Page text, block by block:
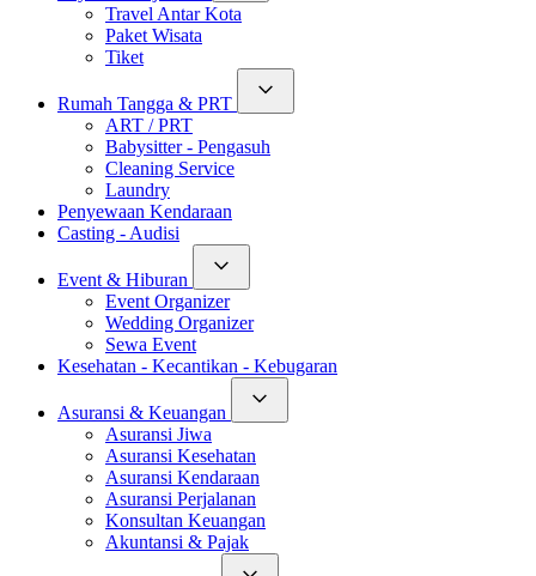
Travel Antar Kota
Paket Wisata
Tiket
Rumah Tangga & PRT
ART / PRT
Babysitter - Pengasuh
Cleaning Service
Laundry
Penyewaan Kendaraan
Casting - Audisi
Event & Hiburan
Event Organizer
Wedding Organizer
Sewa Event
Kesehatan - Kecantikan - Kebugaran
Asuransi & Keuangan
Asuransi Jiwa
Asuransi Kesehatan
Asuransi Kendaraan
Asuransi Perjalanan
Konsultan Keuangan
Akuntansi & Pajak